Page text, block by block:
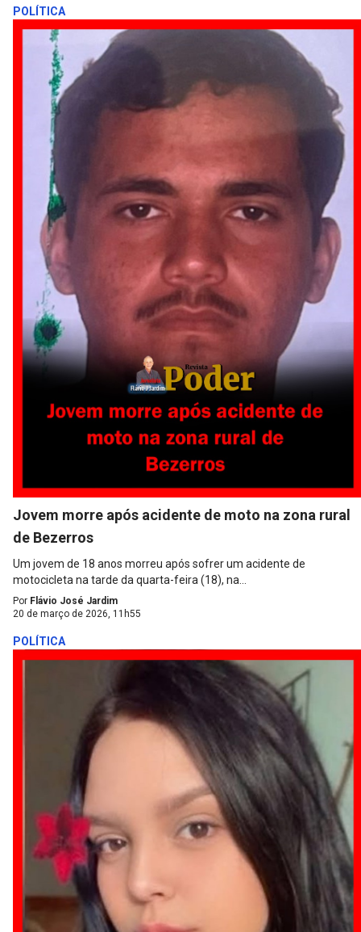
POLÍTICA
Jovem morre após acidente de moto na zona rural
de Bezerros
Um jovem de 18 anos morreu após sofrer um acidente de
motocicleta na tarde da quarta-feira (18), na...
Por Flávio José Jardim
20 de março de 2026, 11h55
POLÍTICA